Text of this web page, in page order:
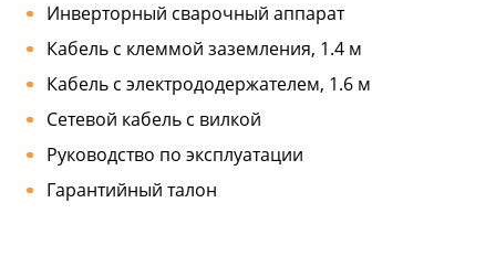
Инверторный сварочный аппарат
Кабель с клеммой заземления, 1.4 м
Кабель с электрододержателем, 1.6 м
Сетевой кабель с вилкой
Руководство по эксплуатации
Гарантийный талон